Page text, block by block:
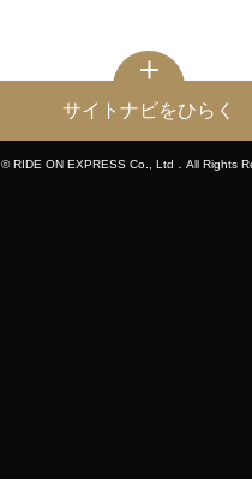
サイトナビをひらく
© RIDE ON EXPRESS Co., Ltd．All Rights